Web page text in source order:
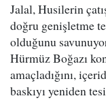
Jalal, Husilerin
doğru genişletme
olduğunu
Hürmüz Boğazı
amaçladığını,
baskıyı yeniden